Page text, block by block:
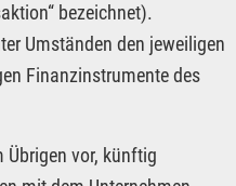
bezeichnet).
Umständen den jeweiligen
Finanzinstrumente des
Übrigen vor, künftig